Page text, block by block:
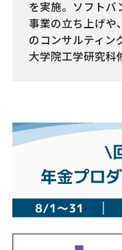
を実施。ソフトバ
事業の立ち上げや
のコンサルティン
大学院工学研究科